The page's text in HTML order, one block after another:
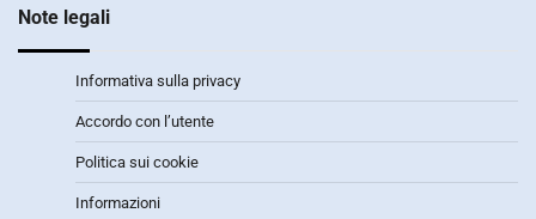
Note legali
Informativa sulla privacy
Accordo con l’utente
Politica sui cookie
Informazioni